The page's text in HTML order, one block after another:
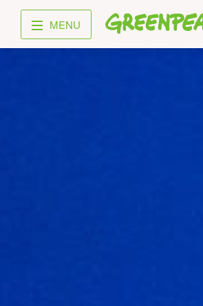
Greenpeace
MENU